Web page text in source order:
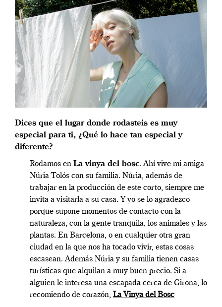
Dices que el lugar donde rodasteis es muy
especial para ti, ¿Qué lo hace tan especial y
diferente?
Rodamos en La vinya del bosc. Ahí vive mi amiga
Núria Tolós con su familia. Núria, además de
trabajar en la producción de este corto, siempre me
invita a visitarla a su casa. Y yo se lo agradezco
porque supone momentos de contacto con la
naturaleza, con la gente tranquila, los animales y las
plantas. En Barcelona, o en cualquier otra gran
ciudad en la que nos ha tocado vivir, estas cosas
escasean. Además Núria y su familia tienen casas
turísticas que alquilan a muy buen precio. Si a
alguien le interesa una escapada cerca de Girona, lo
recomiendo de corazón, La Vinya del Bosc